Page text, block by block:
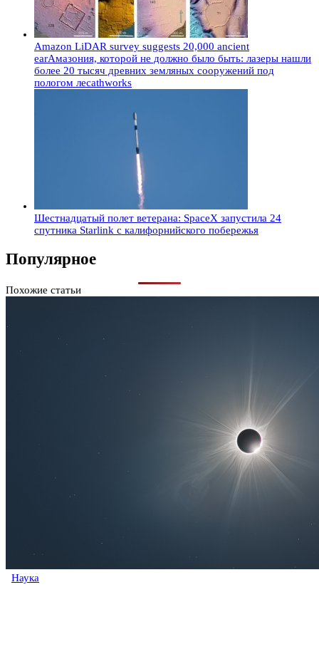
Amazon LiDAR survey suggests 20,000 ancient
earАмазония, которой не должно было быть: лазеры нашли
более 20 тысяч древних земляных сооружений под
пологом лесаthworks
Шестнадцатый полет ветерана: SpaceX запустила 24
спутника Starlink с калифорнийского побережья
Популярное
Похожие статьи
Наука